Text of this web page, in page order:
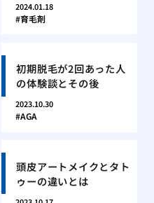
2024.01.18
育毛剤
初期脱毛が2回あった人
の体験談とその後
2023.10.30
AGA
頭皮アートメイクとタト
ゥーの違いとは